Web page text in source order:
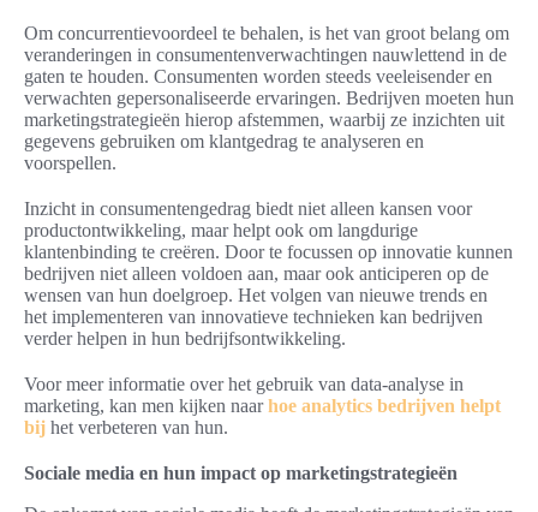
Om concurrentievoordeel te behalen, is het van groot belang om
veranderingen in consumentenverwachtingen nauwlettend in de
gaten te houden. Consumenten worden steeds veeleisender en
verwachten gepersonaliseerde ervaringen. Bedrijven moeten hun
marketingstrategieën hierop afstemmen, waarbij ze inzichten uit
gegevens gebruiken om klantgedrag te analyseren en
voorspellen.
Inzicht in consumentengedrag biedt niet alleen kansen voor
productontwikkeling, maar helpt ook om langdurige
klantenbinding te creëren. Door te focussen op innovatie kunnen
bedrijven niet alleen voldoen aan, maar ook anticiperen op de
wensen van hun doelgroep. Het volgen van nieuwe trends en
het implementeren van innovatieve technieken kan bedrijven
verder helpen in hun bedrijfsontwikkeling.
Voor meer informatie over het gebruik van data-analyse in
marketing, kan men kijken naarhoe analytics bedrijven helpt
bij het verbeteren van hun.
Sociale media en hun impact op marketingstrategieën